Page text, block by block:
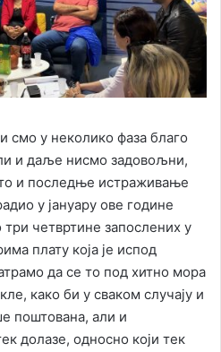
смо у неколико фаза благо
и даље нисмо задовољни,
и последње истраживање
у јануару ове године
четвртине запослених у
плату која је испод
да се то под хитно мора
како би у сваком случају и
поштована, али и
долазе, односно који тек